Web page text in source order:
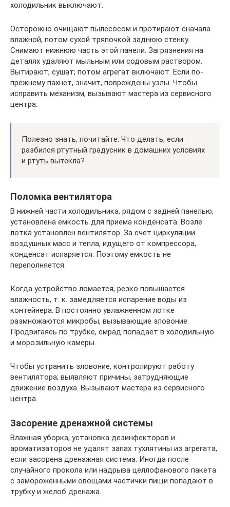
холодильник выключают.
Осторожно очищают пылесосом и протирают сначала
влажной, потом сухой тряпочкой заднюю стенку.
Снимают нижнюю часть этой панели. Загрязнения на
деталях удаляют мыльным или содовым раствором.
Вытирают, сушат; потом агрегат включают. Если по-
прежнему пахнет, значит, повреждены узлы. Чтобы
исправить механизм, вызывают мастера из сервисного
центра.
Полезно знать, почитайте: Что делать, если
разбился ртутный градусник в домашних условиях
и ртуть вытекла?
Поломка вентилятора
В нижней части холодильника, рядом с задней панелью,
установлена емкость для приема конденсата. Возле
лотка установлен вентилятор. За счет циркуляции
воздушных масс и тепла, идущего от компрессора,
конденсат испаряется. Поэтому емкость не
переполняется.
Когда устройство ломается, резко повышается
влажность, т. к. замедляется испарение воды из
контейнера. В постоянно увлажненном лотке
размножаются микробы, вызывающие зловоние.
Продвигаясь по трубке, смрад попадает в холодильную
и морозильную камеры.
Чтобы устранить зловоние, контролируют работу
вентилятора; выявляют причины, затрудняющие
движение воздуха. Вызывают мастера из сервисного
центра.
Засорение дренажной системы
Влажная уборка, установка дезинфекторов и
ароматизаторов не удалят запах тухлятины из агрегата,
если засорена дренажная система. Иногда после
случайного прокола или надрыва целлофанового пакета
с замороженными овощами частички пищи попадают в
трубку и желоб дренажа.